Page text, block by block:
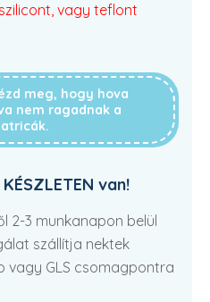
vagy teflont
meg, hogy hova
nem ragadnak a
van!
2-3 munkanapon belül
szállítja nektek
vagy GLS csomagpontra